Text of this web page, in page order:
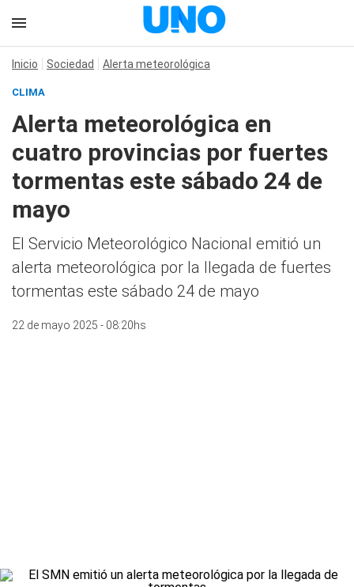
Inicio Sociedad Alerta meteorológica
CLIMA
Alerta meteorológica en
cuatro provincias por fuertes
tormentas este sábado 24 de
mayo
El Servicio Meteorológico Nacional emitió un
alerta meteorológica por la llegada de fuertes
tormentas este sábado 24 de mayo
22 de mayo 2025 - 08:20hs